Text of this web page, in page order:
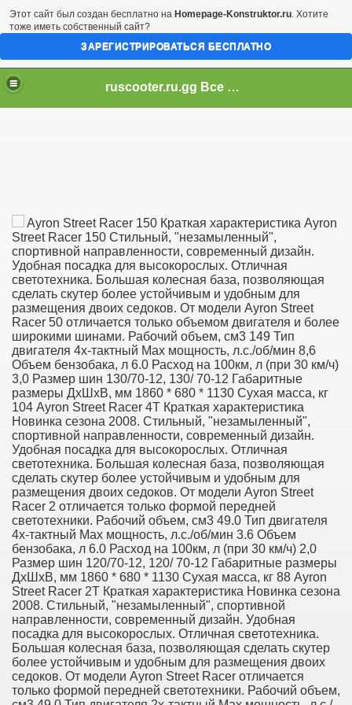
ruscooter.ru.gg Все о скутерах и даже больше!
Ayron Street Racer 150 Краткая характеристика Ayron
Street Racer 150 Стильный, "незамыленный",
спортивной направленности, современный дизайн.
Удобная посадка для высокорослых. Отличная
светотехника. Большая колесная база, позволяющая
сделать скутер более устойчивым и удобным для
размещения двоих седоков. От модели Ayron Street
Racer 50 отличается только объемом двигателя и более
широкими шинами. Рабочий объем, см3 149 Тип
двигателя 4х-тактный Max мощность, л.с./об/мин 8,6
Объем бензобака, л 6.0 Расход на 100км, л (при 30 км/ч)
3,0 Размер шин 130/70-12, 130/ 70-12 Габаритные
размеры ДхШхВ, мм 1860 * 680 * 1130 Сухая масса, кг
104 Ayron Street Racer 4Т Краткая характеристика
Новинка сезона 2008. Стильный, "незамыленный",
спортивной направленности, современный дизайн.
Удобная посадка для высокорослых. Отличная
светотехника. Большая колесная база, позволяющая
сделать скутер более устойчивым и удобным для
размещения двоих седоков. От модели Ayron Street
Racer 2 отличается только формой передней
светотехники. Рабочий объем, см3 49.0 Тип двигателя
4х-тактный Max мощность, л.с./об/мин 3.6 Объем
бензобака, л 6.0 Расход на 100км, л (при 30 км/ч) 2,0
Размер шин 120/70-12, 120/ 70-12 Габаритные размеры
ДхШхВ, мм 1860 * 680 * 1130 Сухая масса, кг 88 Ayron
Street Racer 2T Краткая характеристика Новинка сезона
2008. Стильный, "незамыленный", спортивной
направленности, современный дизайн. Удобная
посадка для высокорослых. Отличная светотехника.
Большая колесная база, позволяющая сделать скутер
более устойчивым и удобным для размещения двоих
седоков. От модели Ayron Street Racer отличается
только формой передней светотехники. Рабочий объем,
Этот сайт был создан бесплатно на Homepage-Konstruktor.ru. Хотите
тоже иметь собственный сайт?
ЗАРЕГИСТРИРОВАТЬСЯ БЕСПЛАТНО